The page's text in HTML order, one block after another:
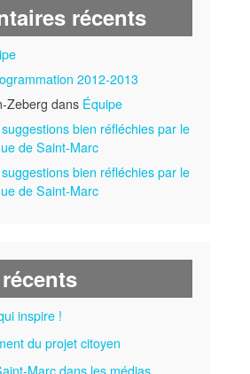
récents
2012-2013
Zeberg dans Équipe
bien réfléchies par le
de Saint-Marc
bien réfléchies par le
de Saint-Marc
inspire !
du projet citoyen
Marc dans les médias